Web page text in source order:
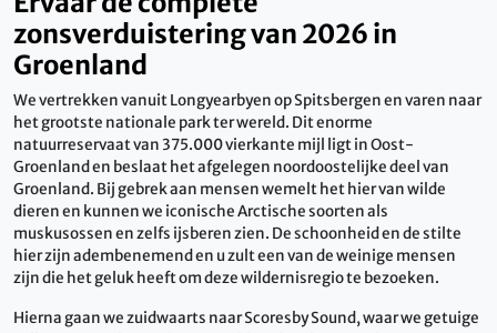
zonsverduistering van 2026 in
Groenland
We vertrekken vanuit Longyearbyen op Spitsbergen en varen naar
het grootste nationale park ter wereld. Dit enorme
natuurreservaat van 375.000 vierkante mijl ligt in Oost-
Groenland en beslaat het afgelegen noordoostelijke deel van
Groenland. Bij gebrek aan mensen wemelt het hier van wilde
dieren en kunnen we iconische Arctische soorten als
muskusossen en zelfs ijsberen zien. De schoonheid en de stilte
hier zijn adembenemend en u zult een van de weinige mensen
zijn die het geluk heeft om deze wildernisregio te bezoeken.
Hierna gaan we zuidwaarts naar Scoresby Sound, waar we getuige